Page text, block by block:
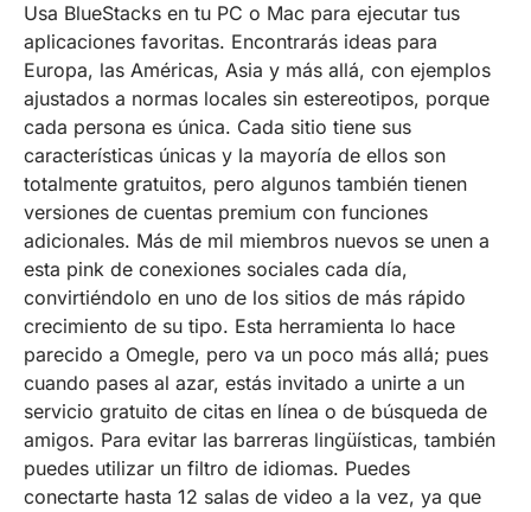
Usa BlueStacks en tu PC o Mac para ejecutar tus
aplicaciones favoritas. Encontrarás ideas para
Europa, las Américas, Asia y más allá, con ejemplos
ajustados a normas locales sin estereotipos, porque
cada persona es única. Cada sitio tiene sus
características únicas y la mayoría de ellos son
totalmente gratuitos, pero algunos también tienen
versiones de cuentas premium con funciones
adicionales. Más de mil miembros nuevos se unen a
esta pink de conexiones sociales cada día,
convirtiéndolo en uno de los sitios de más rápido
crecimiento de su tipo. Esta herramienta lo hace
parecido a Omegle, pero va un poco más allá; pues
cuando pases al azar, estás invitado a unirte a un
servicio gratuito de citas en línea o de búsqueda de
amigos. Para evitar las barreras lingüísticas, también
puedes utilizar un filtro de idiomas. Puedes
conectarte hasta 12 salas de video a la vez, ya que